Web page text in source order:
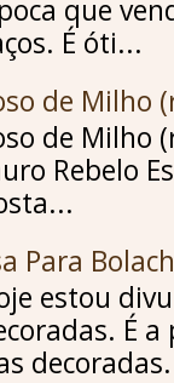
que
É óti...
de Milho
de Milho
Rebelo
Para
estou
É